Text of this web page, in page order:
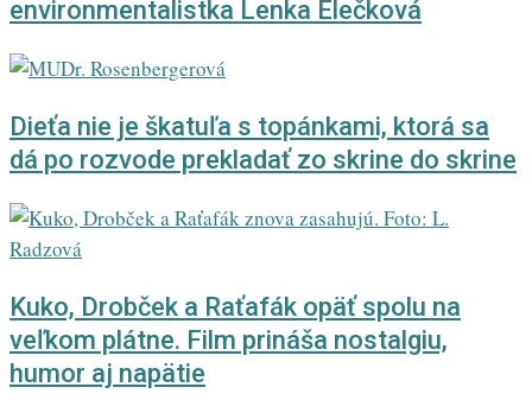
environmentalistka Lenka Elečková
Dieťa nie je škatuľa s topánkami, ktorá sa
dá po rozvode prekladať zo skrine do skrine
Kuko, Drobček a Raťafák opäť spolu na
veľkom plátne. Film prináša nostalgiu,
humor aj napätie